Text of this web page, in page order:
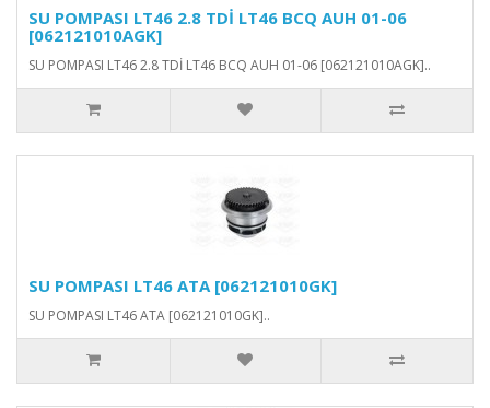
SU POMPASI LT46 2.8 TDİ LT46 BCQ AUH 01-06
[062121010AGK]
SU POMPASI LT46 2.8 TDİ LT46 BCQ AUH 01-06 [062121010AGK]..
SU POMPASI LT46 ATA [062121010GK]
SU POMPASI LT46 ATA [062121010GK]..